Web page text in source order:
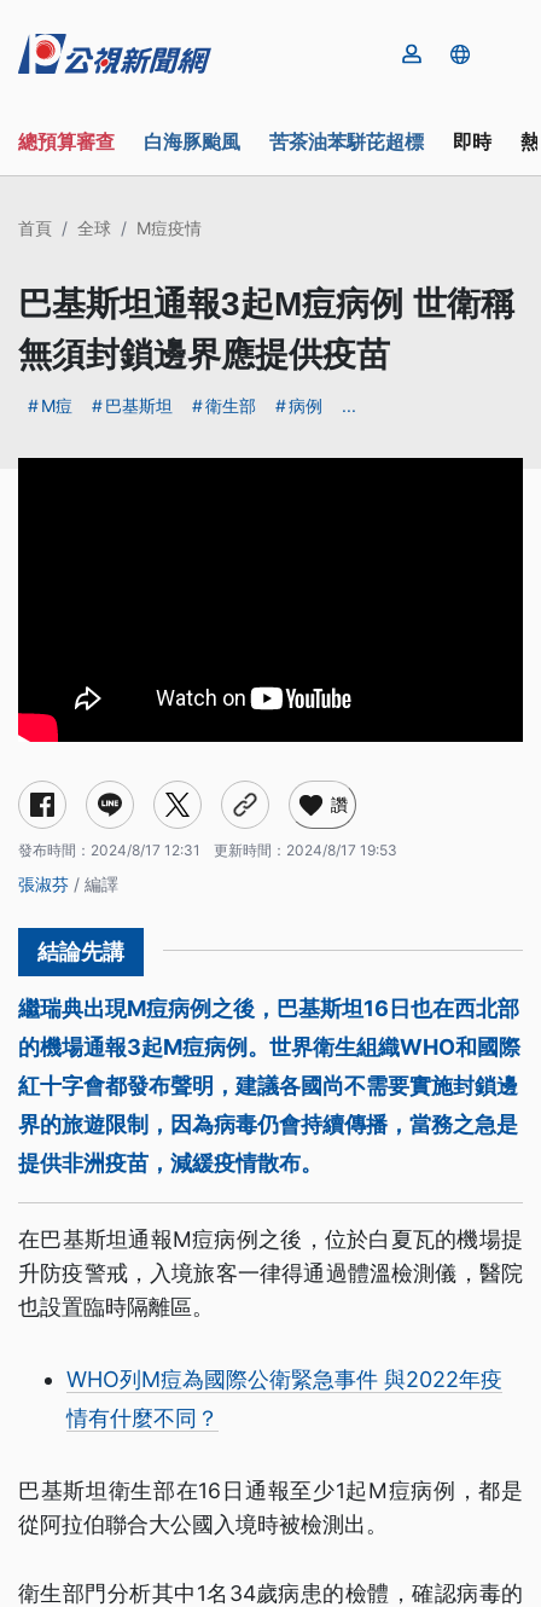
總預算審查 白海豚颱風 苦茶油苯駢芘超標 即時
首頁 全球 M痘疫情
巴基斯坦通報3起M痘病例 世衛稱
無須封鎖邊界應提供疫苗
M痘 巴基斯坦 衛生部 病例 ...
讚
發布時間： 2024/8/17 12:31 更新時間： 2024/8/17 19:53
張淑芬 / 編譯
繼瑞典出現M痘病例之後，巴基斯坦16日也在西北部
的機場通報3起M痘病例。世界衛生組織WHO和國際
紅十字會都發布聲明，建議各國尚不需要實施封鎖邊
界的旅遊限制，因為病毒仍會持續傳播，當務之急是
提供非洲疫苗，減緩疫情散布。
在巴基斯坦通報M痘病例之後，位於白夏瓦的機場提
升防疫警戒，入境旅客一律得通過體溫檢測儀，醫院
也設置臨時隔離區。
WHO列M痘為國際公衛緊急事件 與2022年疫
情有什麼不同？
巴基斯坦衛生部在16日通報至少1起M痘病例，都是
從阿拉伯聯合大公國入境時被檢測出。
衛生部門分析其中1名34歲病患的檢體，確認病毒的